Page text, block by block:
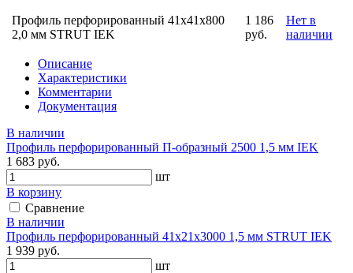
Профиль перфорированный 41x41х800
2,0 мм STRUT IEK
1 186
руб.
Нет в
наличии
Описание
Характеристики
Комментарии
Документация
В наличии
Профиль перфорированный П-образный 2500 1,5 мм IEK
1 683 руб.
шт
В корзину
Сравнение
В наличии
Профиль перфорированный 41х21х3000 1,5 мм STRUT IEK
1 939 руб.
шт